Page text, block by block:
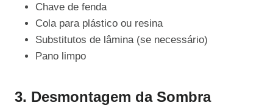
Chave de fenda
Cola para plástico ou resina
Substitutos de lâmina (se necessário)
Pano limpo
3. Desmontagem da Sombra